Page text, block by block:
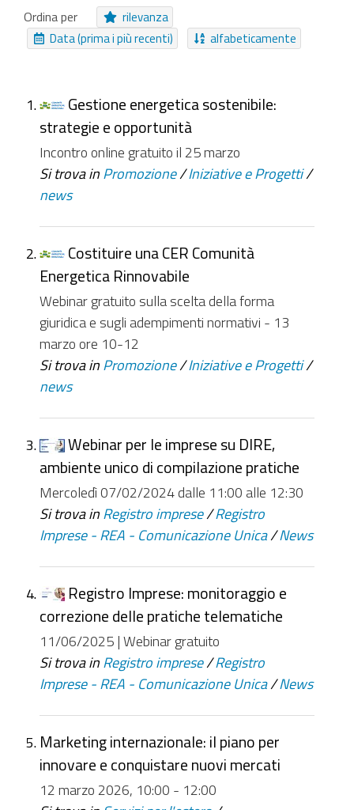
Pagamento Online
Procedure
Immagine Collezione
File
Collegamento
Moduli
Struttura
Collezione Inviabile
NUOVI ELEMENTI DA
Da ieri
Nell'ultima settimana
Nell'ultimo mese
Ordina per
rilevanza
Data (prima i più recenti)
alfabeticamente
Gestione energetica sostenibile:
strategie e opportunità
Incontro online gratuito il 25 marzo
Si trova in Promozione /Iniziative e Progetti /
news
Costituire una CER Comunità
Energetica Rinnovabile
Webinar gratuito sulla scelta della forma
giuridica e sugli adempimenti normativi - 13
marzo ore 10-12
Si trova in Promozione /Iniziative e Progetti /
news
Webinar per le imprese su DIRE,
ambiente unico di compilazione pratiche
Mercoledì 07/02/2024 dalle 11:00 alle 12:30
Si trova in Registro imprese /Registro
Imprese - REA - Comunicazione Unica /News
Registro Imprese: monitoraggio e
correzione delle pratiche telematiche
11/06/2025 | Webinar gratuito
Si trova in Registro imprese /Registro
Imprese - REA - Comunicazione Unica /News
Marketing internazionale: il piano per
innovare e conquistare nuovi mercati
12 marzo 2026, 10:00 - 12:00